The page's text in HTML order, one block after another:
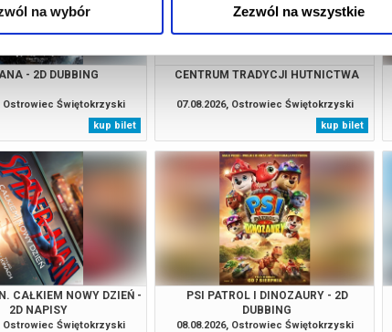
na wybór Zezwól na wszystkie
- 2D DUBBING
Ostrowiec Świętokrzyski
kup bilet
CENTRUM TRADYCJI HUTNICTWA
07.08.2026, Ostrowiec Świętokrzyski
kup bilet
CAŁKIEM NOWY DZIEŃ -
2D NAPISY
Ostrowiec Świętokrzyski
PSI PATROL I DINOZAURY - 2D
DUBBING
08.08.2026, Ostrowiec Świętokrzyski